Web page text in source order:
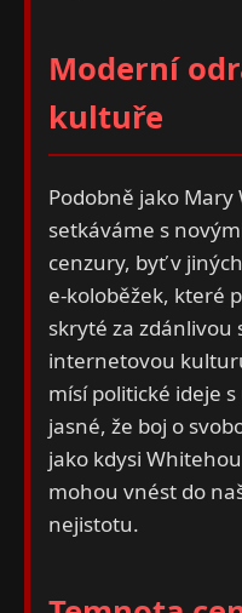
Moderní
kultuře
Podobně jako
setkáváme s
cenzury, byť v
e-koloběžek, které
skryté za zdánlivou
internetovou
mísí politické ideje
jasné, že boj o
jako kdysi
mohou vnést do
nejistotu.